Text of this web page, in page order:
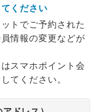
ください
トでご予約された
情報の変更などが
スマホポイント会
てください。